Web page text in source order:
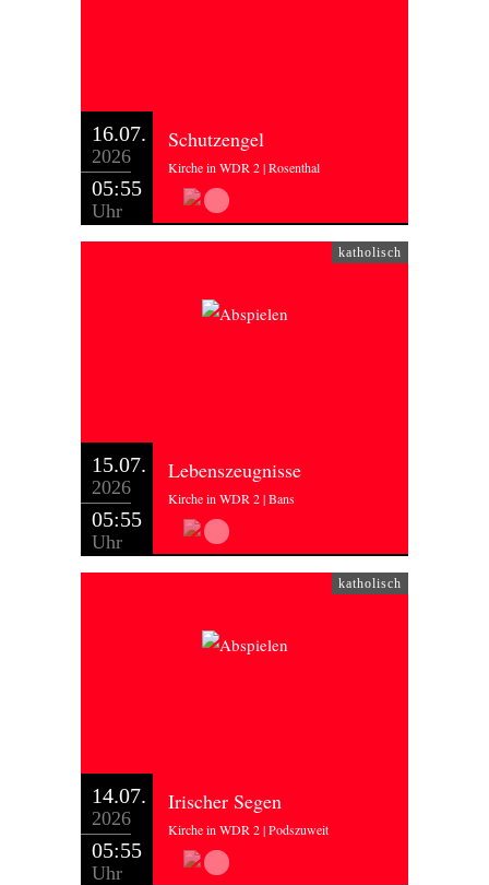
16.07.
2026
05:55
Uhr
Schutzengel
Kirche in WDR 2 | Rosenthal
katholisch
15.07.
2026
05:55
Uhr
Lebenszeugnisse
Kirche in WDR 2 | Bans
katholisch
14.07.
2026
05:55
Uhr
Irischer Segen
Kirche in WDR 2 | Podszuweit